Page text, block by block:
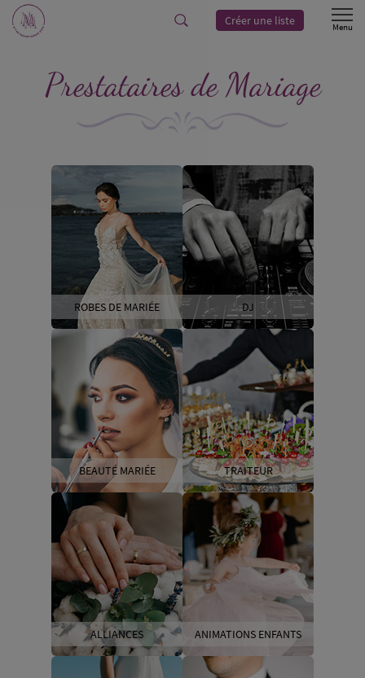
Créer une liste
Prestataires de Mariage
ROBES DE MARIÉE DJ
BEAUTÉ MARIÉE TRAITEUR
ALLIANCES ANIMATIONS ENFANTS